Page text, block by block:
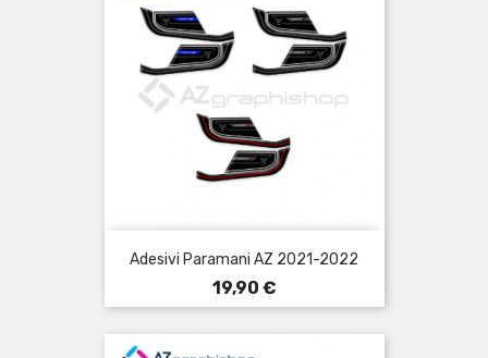
Adesivi Paramani AZ 2021-2022
Prezzo
19,90 €